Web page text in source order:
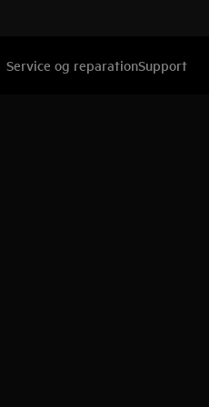
Service og reparationSupport